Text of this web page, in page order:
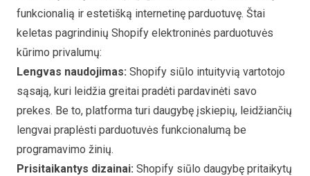
funkcionalią ir estetišką internetinę parduotuvę. Štai
keletas pagrindinių Shopify elektroninės parduotuvės
kūrimo privalumų:
Lengvas naudojimas: Shopify siūlo intuityvią vartotojo
sąsają, kuri leidžia greitai pradėti pardavinėti savo
prekes. Be to, platforma turi daugybę įskiepių, leidžiančių
lengvai praplėsti parduotuvės funkcionalumą be
programavimo žinių.
Prisitaikantys dizainai: Shopify siūlo daugybę pritaikytų